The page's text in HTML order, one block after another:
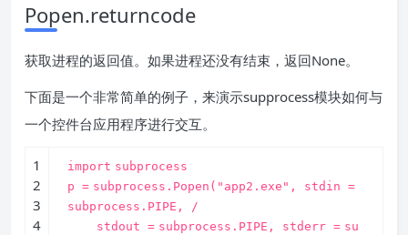
Popen.returncode
获取进程的返回值。如果进程还没有结束，返回None。
下面是一个非常简单的例子，来演示supprocess模块如何与
一个控件台应用程序进行交互。
1
2
3
4
import subprocess
p = subprocess.Popen( "app2.exe" , stdin =
subprocess.PIPE, /
stdout = subprocess.PIPE, stderr = su